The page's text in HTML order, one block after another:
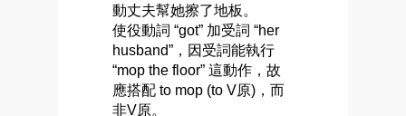
動丈夫幫她擦了地板。
使役動詞 “got” 加受詞 “her
husband”，因受詞能執行
“mop the floor” 這動作，故
應搭配 to mop (to V原)，而
非V原。